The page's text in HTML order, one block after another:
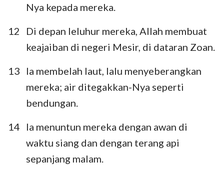
Nya kepada mereka.
12
Di depan leluhur mereka, Allah membuat
keajaiban di negeri Mesir, di dataran Zoan.
13
Ia membelah laut, lalu menyeberangkan
mereka; air ditegakkan-Nya seperti
bendungan.
14
Ia menuntun mereka dengan awan di
waktu siang dan dengan terang api
sepanjang malam.